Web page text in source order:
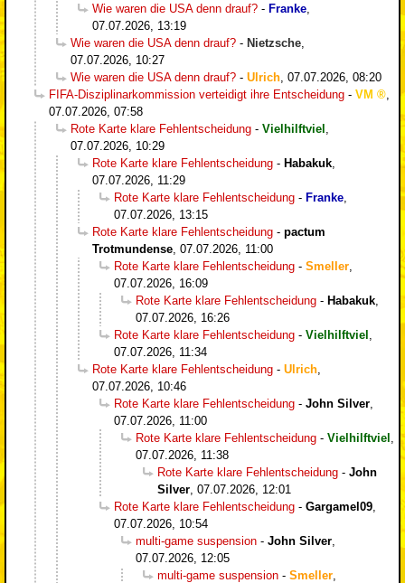
Wie waren die USA denn drauf? - Franke
07.07.2026, 13:19
Wie waren die USA denn drauf? - Nietzsche
07.07.2026, 10:27
Wie waren die USA denn drauf? - Ulrich 07.07.2026, 08:20
FIFA-Disziplinarkommission verteidigt ihre Entscheidung - VM
07.07.2026, 07:58
Rote Karte klare Fehlentscheidung - Vielhilftviel
07.07.2026, 10:29
Rote Karte klare Fehlentscheidung - Habakuk
07.07.2026, 11:29
Rote Karte klare Fehlentscheidung - Franke
07.07.2026, 13:15
Rote Karte klare Fehlentscheidung - pactum
Trotmundense 07.07.2026, 11:00
Rote Karte klare Fehlentscheidung - Smeller
07.07.2026, 16:09
Rote Karte klare Fehlentscheidung - Habakuk
07.07.2026, 16:26
Rote Karte klare Fehlentscheidung - Vielhilftviel
07.07.2026, 11:34
Rote Karte klare Fehlentscheidung - Ulrich
07.07.2026, 10:46
Rote Karte klare Fehlentscheidung - John Silver
07.07.2026, 11:00
Rote Karte klare Fehlentscheidung - Vielhilftviel
07.07.2026, 11:38
Rote Karte klare Fehlentscheidung - John
Silver 07.07.2026, 12:01
Rote Karte klare Fehlentscheidung - Gargamel09
07.07.2026, 10:54
multi-game suspension - John Silver
07.07.2026, 12:05
multi-game suspension - Smeller